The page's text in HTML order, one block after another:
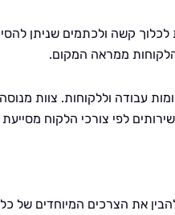
לכלוך קשה ולכתמים שניתן
ממראה המקום.
עבודה וללקוחות. צוות מנוסה
לפי צורכי הלקוח מסייעת
את הצרכים המיוחדים של כל